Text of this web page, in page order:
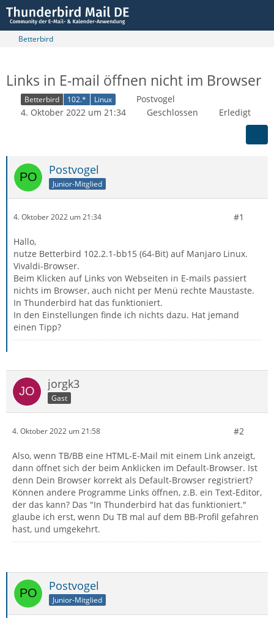
Betterbird
Links in E-mail öffnen nicht im Browser
Betterbird 102.* Linux
Postvogel
4. Oktober 2022 um 21:34
Geschlossen Erledigt
Postvogel
Junior-Mitglied
4. Oktober 2022 um 21:34 #1
Hallo,
nutze Betterbird 102.2.1-bb15 (64-Bit) auf Manjaro Linux.
Vivaldi-Browser.
Beim Klicken auf Links von Webseiten in E-mails passiert
nichts im Browser, auch nicht per Menü rechte Maustaste.
In Thunderbird hat das funktioniert.
In den Einstellungen finde ich nichts dazu. Hat jemand
einen Tipp?
jorgk3
Gast
4. Oktober 2022 um 21:58 #2
Also, wenn TB/BB eine HTML-E-Mail mit einem Link anzeigt,
dann öffnet sich der beim Anklicken im Default-Browser. Ist
denn Dein Browser korrekt als Default-Browser registriert?
Können andere Programme Links öffnen, z.B. ein Text-Editor,
der das kann? Das "In Thunderbird hat das funktioniert."
glaube ich erst, wenn Du TB mal auf dem BB-Profil gefahren
hast, und umgekehrt.
Postvogel
Junior-Mitglied